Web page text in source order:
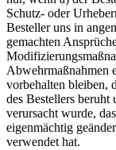
Schutz- oder
Besteller uns in
gemachten
Abwehrmaßnahmen
vorbehalten bleiben,
des Bestellers beruht
verursacht wurde,
eigenmächtig
verwendet hat.